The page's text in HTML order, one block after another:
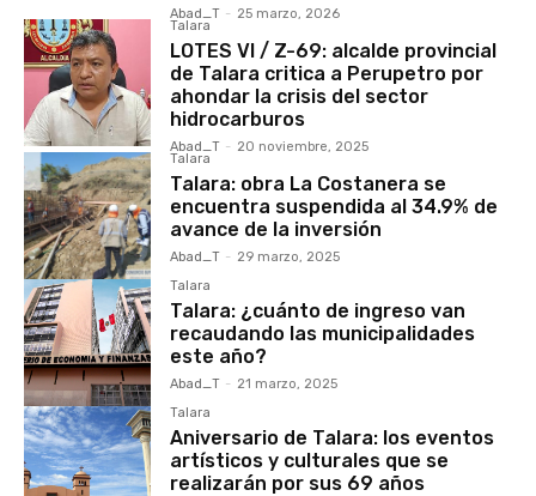
Abad_T - 25 marzo, 2026
Talara
LOTES VI / Z-69: alcalde provincial
de Talara critica a Perupetro por
ahondar la crisis del sector
hidrocarburos
Abad_T - 20 noviembre, 2025
Talara
Talara: obra La Costanera se
encuentra suspendida al 34.9% de
avance de la inversión
Abad_T - 29 marzo, 2025
Talara
Talara: ¿cuánto de ingreso van
recaudando las municipalidades
este año?
Abad_T - 21 marzo, 2025
Talara
Aniversario de Talara: los eventos
artísticos y culturales que se
realizarán por sus 69 años